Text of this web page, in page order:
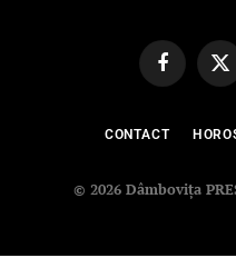
FacebookX
CONTACT
© 2026 Dâmbovița